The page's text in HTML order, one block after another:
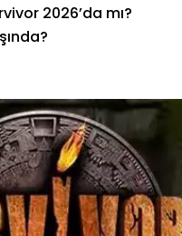
2026’da mı?